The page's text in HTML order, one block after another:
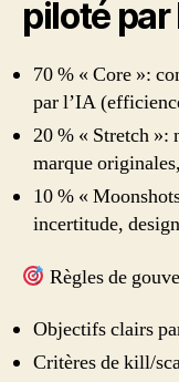
piloté
70 % « Core »:
par l’IA
20 % « Stretch »:
marque
10 % «
incertitude,
Règles de
Objectifs clairs
Critères de kill/